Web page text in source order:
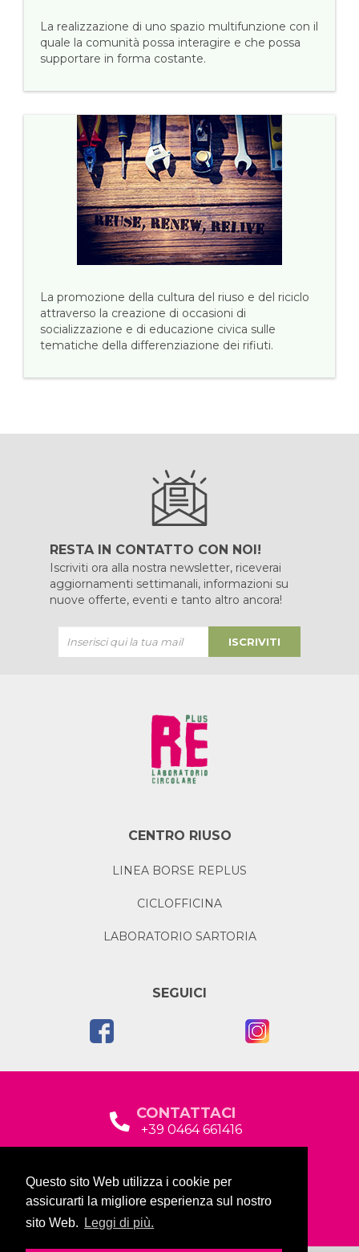
Questo sito Web utilizza i cookie per
assicurarti la migliore esperienza sul nostro
sito Web.
Leggi di più.
La realizzazione di uno spazio multifunzione con il
quale la comunità possa interagire e che possa
supportare in forma costante.
La promozione della cultura del riuso e del riciclo
attraverso la creazione di occasioni di
socializzazione e di educazione civica sulle
tematiche della differenziazione dei rifiuti.
RESTA IN CONTATTO CON NOI!
Iscriviti ora alla nostra newsletter, riceverai
aggiornamenti settimanali, informazioni su
nuove offerte, eventi e tanto altro ancora!
ISCRIVITI
CENTRO RIUSO
LINEA BORSE REPLUS
CICLOFFICINA
LABORATORIO SARTORIA
SEGUICI
CONTATTACI
+39 0464 661416
Via Baltera, 19
38066 Riva del Garda (TN)